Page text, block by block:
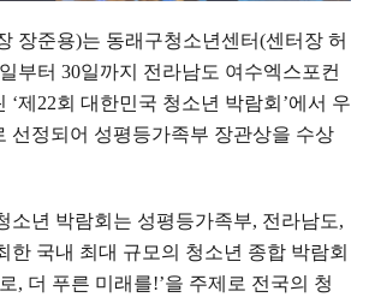
장준용)는 동래구청소년센터(센터장 허
일부터 30일까지 전라남도 여수엑스포컨
‘제 22회 대한민국 청소년 박람회 ’에서 우
선정되어 성평등가족부 장관상을 수상
소년 박람회는 성평등가족부, 전라남도,
한 국내 최대 규모의 청소년 종합 박람회
, 더 푸른 미래를!’을 주제로 전국의 청